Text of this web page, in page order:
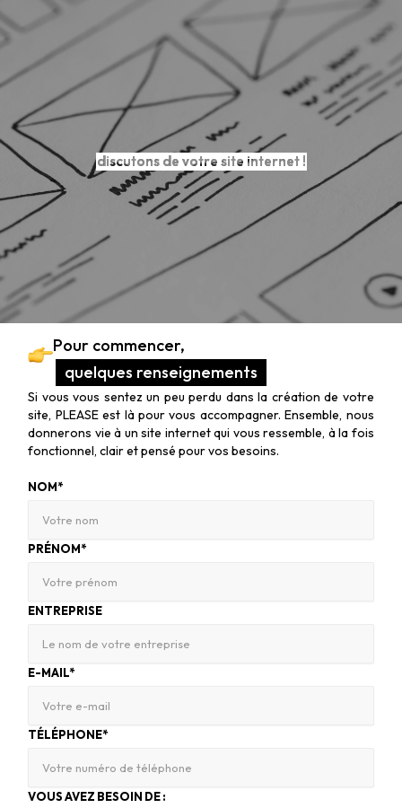
discutons de votre site internet !
Pour commencer,
quelques renseignements
Si vous vous sentez un peu perdu dans la création de votre
site, PLEASE est là pour vous accompagner. Ensemble, nous
donnerons vie à un site internet qui vous ressemble, à la fois
fonctionnel, clair et pensé pour vos besoins.
NOM*
PRÉNOM*
ENTREPRISE
E-MAIL*
TÉLÉPHONE*
VOUS AVEZ BESOIN DE :